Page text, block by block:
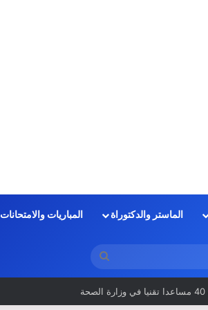
الماستر والدكتوراة المباريات والامتحانات
بحث
عن